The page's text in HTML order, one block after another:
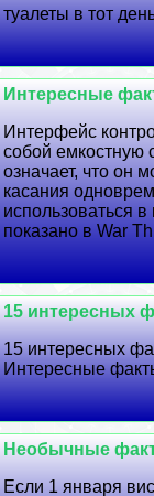
туалеты в тот
Интересные
Интерфейс
собой емкостную
означает, что он
касания
использоваться в
показано в War
15 интересных
15 интересных
Интересные
Необычные
Если 1 января